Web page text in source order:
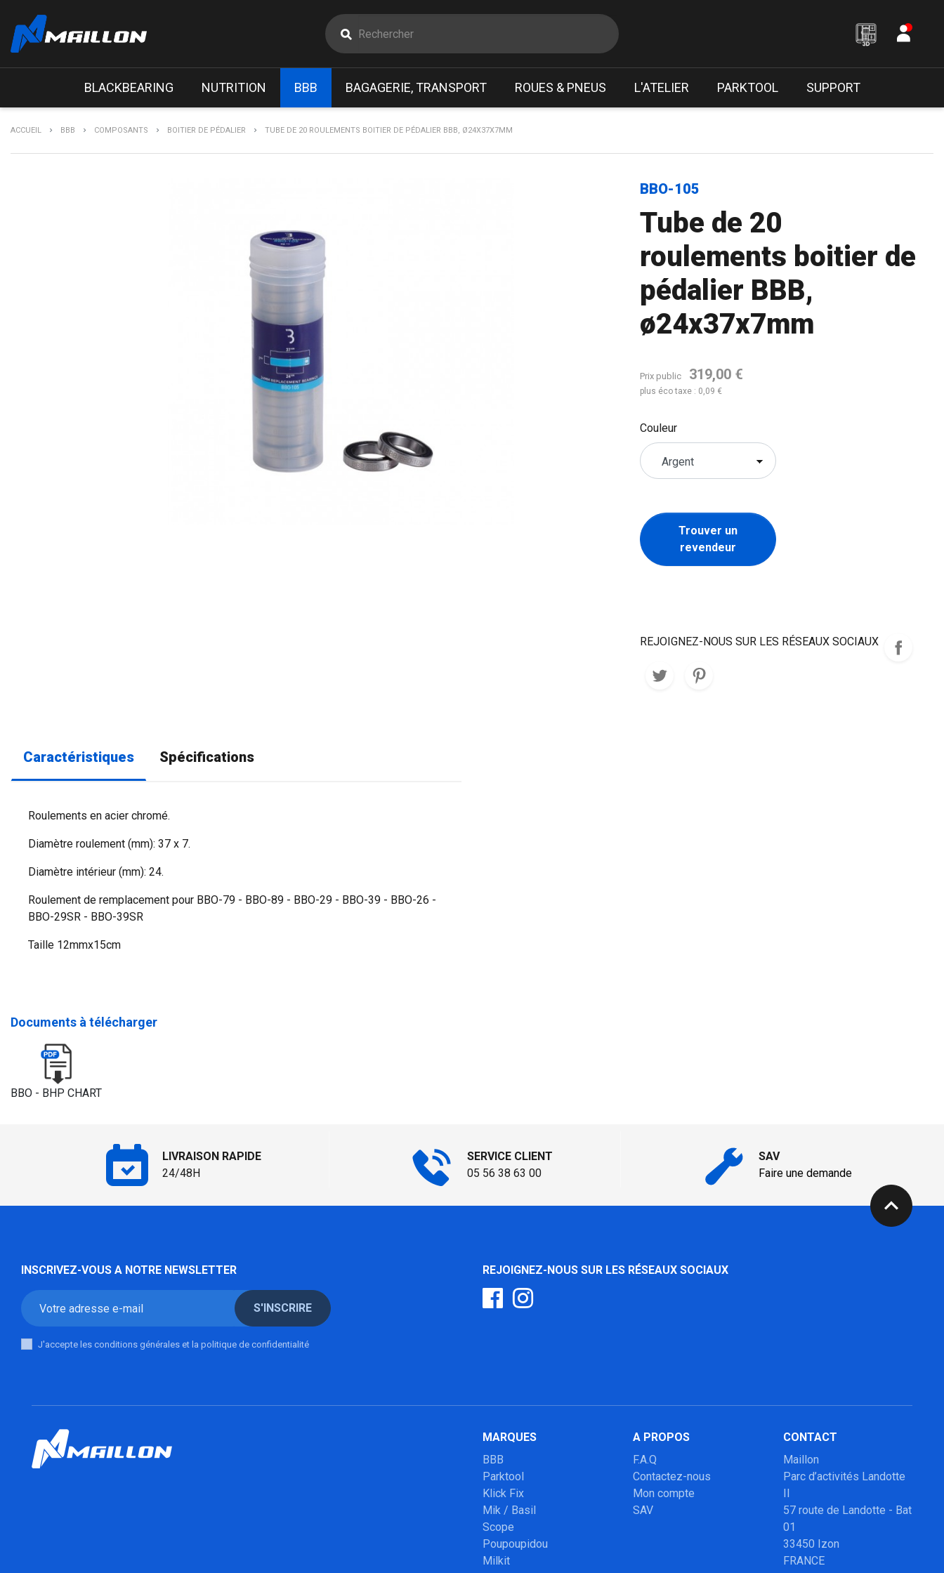
BLACKBEARING NUTRITION BBB BAGAGERIE, TRANSPORT ROUES & PNEUS L'ATELIER PARKTOOL SUPPORT
ACCUEIL BBB COMPOSANTS BOITIER DE PÉDALIER TUBE DE 20 ROULEMENTS BOITIER DE PÉDALIER BBB, Ø24X37X7MM
BBO-105
Tube de 20
roulements boitier de
pédalier BBB,
ø24x37x7mm
Prix public 319,00 €
plus éco taxe : 0,09 €
Couleur
Trouver un
revendeur
REJOIGNEZ-NOUS SUR LES RÉSEAUX SOCIAUX
Caractéristiques Spécifications
Roulements en acier chromé.
Diamètre roulement (mm): 37 x 7.
Diamètre intérieur (mm): 24.
Roulement de remplacement pour BBO-79 - BBO-89 - BBO-29 - BBO-39 - BBO-26 -
BBO-29SR - BBO-39SR
Taille 12mmx15cm
Documents à télécharger
BBO - BHP CHART
LIVRAISON RAPIDE
24/48H
SERVICE CLIENT
05 56 38 63 00
SAV
Faire une demande
expand_less
INSCRIVEZ-VOUS A NOTRE NEWSLETTER
S'INSCRIRE
J'accepte les conditions générales et la politique de confidentialité
REJOIGNEZ-NOUS SUR LES RÉSEAUX SOCIAUX
MARQUES
BBB
Parktool
Klick Fix
Mik / Basil
Scope
Poupoupidou
Milkit
A PROPOS
F.A.Q
Contactez-nous
Mon compte
SAV
CONTACT
Maillon
Parc d’activités Landotte
II
57 route de Landotte - Bat
01
33450 Izon
FRANCE